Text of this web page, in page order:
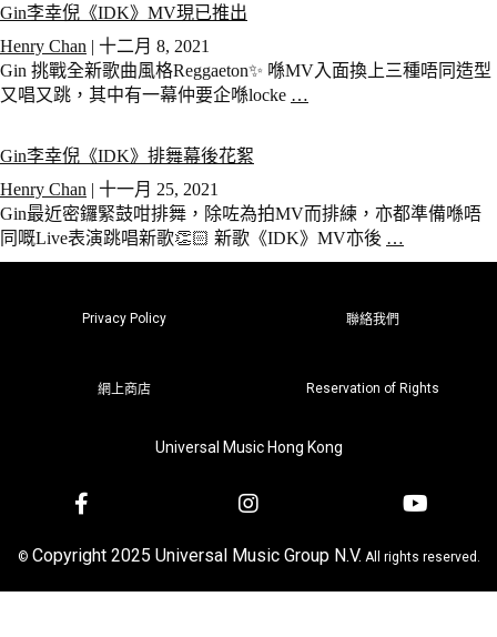
Gin李幸倪《IDK》MV現已推出
Henry Chan | 十二月 8, 2021
Gin 挑戰全新歌曲風格Reggaeton✨ 喺MV入面換上三種唔同造型
又唱又跳，其中有一幕仲要企喺locke …
Gin李幸倪《IDK》排舞幕後花絮
Henry Chan | 十一月 25, 2021
Gin最近密鑼緊鼓咁排舞，除咗為拍MV而排練，亦都準備喺唔
同嘅Live表演跳唱新歌👏🏻 新歌《IDK》MV亦後 …
Privacy Policy 聯絡我們
網上商店 Reservation of Rights
Universal Music Hong Kong
© Copyright 2025 Universal Music Group N.V. All rights reserved.